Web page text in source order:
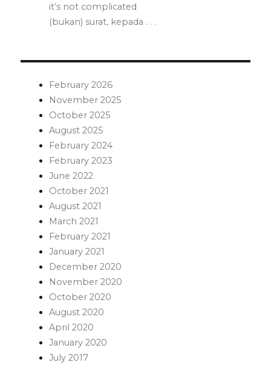
it’s not complicated
(bukan) surat, kepada . . .
February 2026
November 2025
October 2025
August 2025
February 2024
February 2023
June 2022
October 2021
August 2021
March 2021
February 2021
January 2021
December 2020
November 2020
October 2020
August 2020
April 2020
January 2020
July 2017